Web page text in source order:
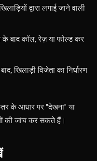
द्वारा लगाई जाने वाली
बाद कॉल, रेज़ या फोल्ड कर
खिलाड़ी विजेता का निर्धारण
के आधार पर "देखना" या
की जांच कर सकते हैं।